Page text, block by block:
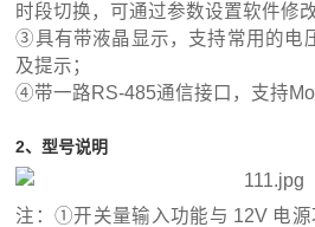
时段切换，可通过参数设置软件修
③具有带液晶显示，支持常用的电
及提示；
④带一路RS-485通信接口，支持
2、型号说明
注：①开关量输入功能与 12V 电